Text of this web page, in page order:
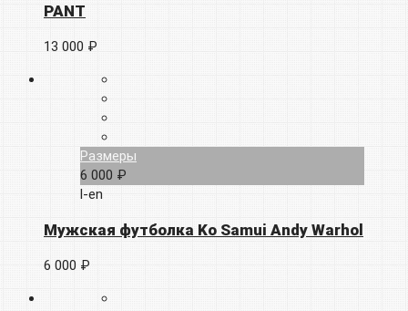
PANT
13 000 ₽
Размеры
6 000 ₽
l-en
Мужская футболка Ko Samui Andy Warhol
6 000 ₽